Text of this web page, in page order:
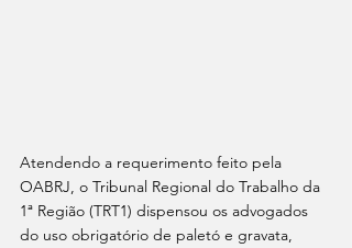
Atendendo a requerimento feito pela
OABRJ, o Tribunal Regional do Trabalho da
1ª Região (TRT1) dispensou os advogados
do uso obrigatório de paletó e gravata,